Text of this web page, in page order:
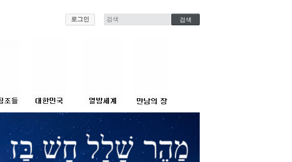
로그인
재앙
택함받은 징조
세계의 중심
남북관계
열방관계
함의 장막
질의응답
기도방
오타 신고방
공지사항
자유게시판